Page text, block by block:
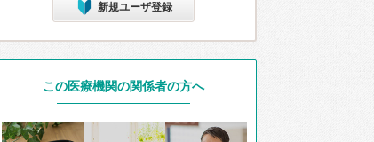
新規ユーザ登録
この医療機関の関係者の方へ